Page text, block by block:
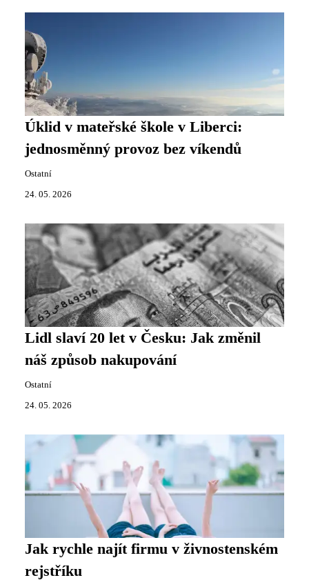
Úklid v mateřské škole v Liberci:
jednosměnný provoz bez víkendů
Ostatní
24. 05. 2026
Lidl slaví 20 let v Česku: Jak změnil
náš způsob nakupování
Ostatní
24. 05. 2026
Jak rychle najít firmu v živnostenském
rejstříku